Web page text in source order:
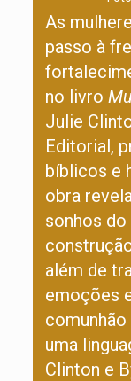
As
passo à
no livro
Julie
Editorial,
bíblicos e
obra
sonhos
além de
emoções
uma
Clinton e